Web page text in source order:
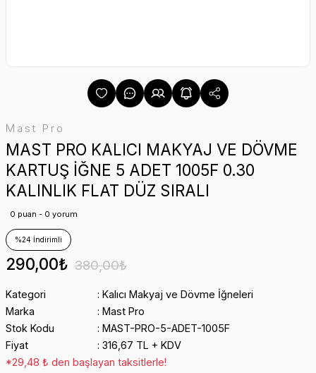
Mast Pro
MAST PRO KALICI MAKYAJ VE DÖVME
KARTUŞ İĞNE 5 ADET 1005F 0.30
KALINLIK FLAT DÜZ SIRALI
0 puan - 0 yorum
%24 İndirimli
290,00₺ 380,00₺
Kategori
Kalıcı Makyaj ve Dövme İğneleri
Marka
Mast Pro
Stok Kodu
MAST-PRO-5-ADET-1005F
Fiyat
316,67 TL + KDV
*29,48 ₺ den başlayan taksitlerle!